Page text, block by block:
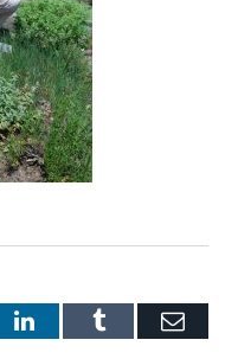
LinkedInTumblr